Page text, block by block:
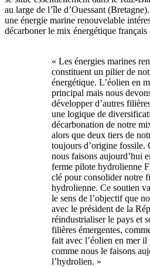
au large de l’île d’Ouessant
une énergie marine renouvelable
décarboner le mix énergétique français
« Les énergies marines
constituent un pilier de
énergétique. L’éolien en
principal mais nous
développer d’autres
une logique de
décarbonation de notre
alors que deux tiers de
toujours d’origine fossile.
nous faisons aujourd’hui
ferme pilote hydrolienne
clé pour consolider notre
hydrolienne. Ce soutien
le sens de l’objectif que
avec le président de la
réindustrialiser le pays et
filières émergentes,
fait avec l’éolien en mer il
comme nous le faisons
l’hydrolien. »